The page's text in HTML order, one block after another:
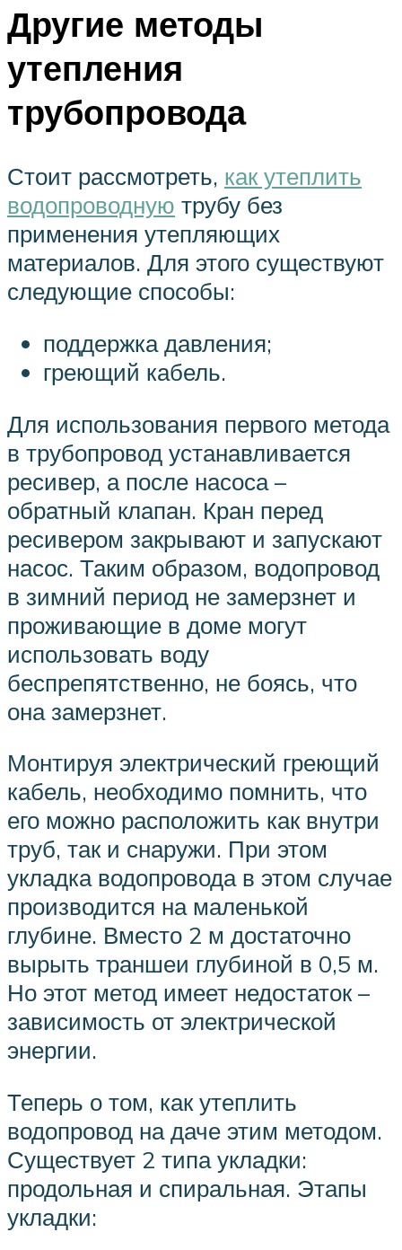
Другие методы
утепления
трубопровода
Стоит рассмотреть, как утеплить
водопроводную трубу без
применения утепляющих
материалов. Для этого существуют
следующие способы:
поддержка давления;
греющий кабель.
Для использования первого метода
в трубопровод устанавливается
ресивер, а после насоса –
обратный клапан. Кран перед
ресивером закрывают и запускают
насос. Таким образом, водопровод
в зимний период не замерзнет и
проживающие в доме могут
использовать воду
беспрепятственно, не боясь, что
она замерзнет.
Монтируя электрический греющий
кабель, необходимо помнить, что
его можно расположить как внутри
труб, так и снаружи. При этом
укладка водопровода в этом случае
производится на маленькой
глубине. Вместо 2 м достаточно
вырыть траншеи глубиной в 0,5 м.
Но этот метод имеет недостаток –
зависимость от электрической
энергии.
Теперь о том, как утеплить
водопровод на даче этим методом.
Существует 2 типа укладки:
продольная и спиральная. Этапы
укладки: